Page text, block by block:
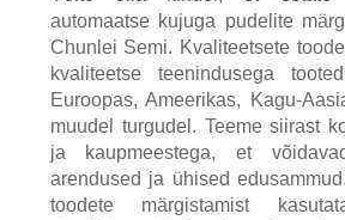
automaatse kujuga pudelite
Chunlei Semi. Kvaliteetsete
kvaliteetse teenindusega
Euroopas, Ameerikas, Kagu-
muudel turgudel. Teeme siirast
ja kaupmeestega, et
arendused ja ühised
toodete märgistamist